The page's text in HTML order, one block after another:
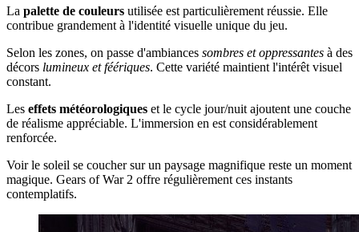
La palette de couleurs utilisée est particulièrement réussie. Elle
contribue grandement à l'identité visuelle unique du jeu.
Selon les zones, on passe d'ambiances sombres et oppressantes à des
décors lumineux et féériques. Cette variété maintient l'intérêt visuel
constant.
Les effets météorologiques et le cycle jour/nuit ajoutent une couche
de réalisme appréciable. L'immersion en est considérablement
renforcée.
Voir le soleil se coucher sur un paysage magnifique reste un moment
magique. Gears of War 2 offre régulièrement ces instants
contemplatifs.